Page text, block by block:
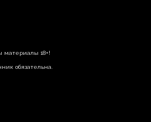
материалы 18+!
обязательна.